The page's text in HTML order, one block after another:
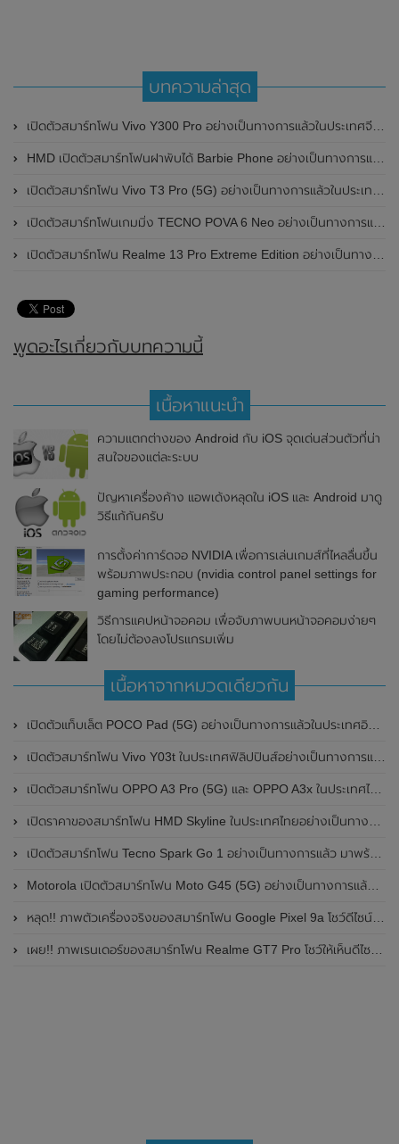
บทความล่าสุด
เปิดตัวสมาร์ทโฟน Vivo Y300 Pro อย่างเป็นทางการแล้วในประเทศจีน มาพร้อมดีไซน์พรีเมี่ยม ทนทาน และแบตเตอรี่สุดอึดขนาดใหญ่ 6,500mAh พร้อมรองรับการชาร์จไว 80W
HMD เปิดตัวสมาร์ทโฟนฝาพับได้ Barbie Phone อย่างเป็นทางการแล้ว มาพร้อมธีมสีชมพูสดใส
เปิดตัวสมาร์ทโฟน Vivo T3 Pro (5G) อย่างเป็นทางการแล้วในประเทศอินเดีย
เปิดตัวสมาร์ทโฟนเกมมิ่ง TECNO POVA 6 Neo อย่างเป็นทางการแล้วในประเทศไทย ในราคา 8,499 บาท
เปิดตัวสมาร์ทโฟน Realme 13 Pro Extreme Edition อย่างเป็นทางการแล้วในประเทศจีน
พูดอะไรเกี่ยวกับบทความนี้
เนื้อหาแนะนำ
ความแตกต่างของ Android กับ iOS จุดเด่นส่วนตัวที่น่า
สนใจของแต่ละระบบ
ปัญหาเครื่องค้าง แอพเด้งหลุดใน iOS และ Android มาดู
วิธีแก้กันครับ
การตั้งค่าการ์ดจอ NVIDIA เพื่อการเล่นเกมส์ที่ไหลลื่นขึ้น
พร้อมภาพประกอบ (nvidia control panel settings for
gaming performance)
วิธีการแคปหน้าจอคอม เพื่อจับภาพบนหน้าจอคอมง่ายๆ
โดยไม่ต้องลงโปรแกรมเพิ่ม
เนื้อหาจากหมวดเดียวกัน
เปิดตัวแท็บเล็ต POCO Pad (5G) อย่างเป็นทางการแล้วในประเทศอินเดีย มาพร้อมชิปเซ็ต Snapdragon 7s Gen 2 ของ Qualcomm และรองรับเครือข่าย 5G
เปิดตัวสมาร์ทโฟน Vivo Y03t ในประเทศฟิลิปปินส์อย่างเป็นทางการแล้ว มาพร้อมชิปเซ็ต Unisoc T612 , กล้องหลัง ความละเอียด 13MP , แบตเตอรี่ 5,000mAh และหน้าจอแสดงผล LCD / 90Hz
เปิดตัวสมาร์ทโฟน OPPO A3 Pro (5G) และ OPPO A3x ในประเทศไทยอย่างเป็นทางการแล้ว ในราคาเริ่มต้นเพียง 3,999 บาท
เปิดราคาของสมาร์ทโฟน HMD Skyline ในประเทศไทยอย่างเป็นทางการแล้ว ราคา 14,990 บาท
เปิดตัวสมาร์ทโฟน Tecno Spark Go 1 อย่างเป็นทางการแล้ว มาพร้อมหน้าจอแสดงผล LCD / 120Hz , แบตเตอรี่ 5,000mAh และใช้ชิปเซ็ต Unisoc
Motorola เปิดตัวสมาร์ทโฟน Moto G45 (5G) อย่างเป็นทางการแล้วในอินเดีย
หลุด!! ภาพตัวเครื่องจริงของสมาร์ทโฟน Google Pixel 9a โชว์ดีไซน์ใหม่ กล้องหลังแบนราบ ไม่มีกรอบของกล้องแล้ว
เผย!! ภาพเรนเดอร์ของสมาร์ทโฟน Realme GT7 Pro โชว์ให้เห็นดีไซน์ใหม่ พร้อมเผยรายละเอียดสเปกที่สำคัญบางส่วน